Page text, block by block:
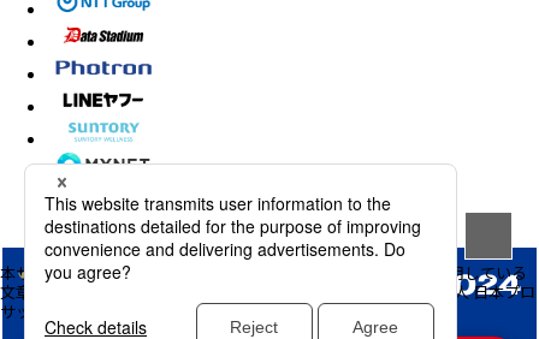
2024年2月17日（土）国立競技場